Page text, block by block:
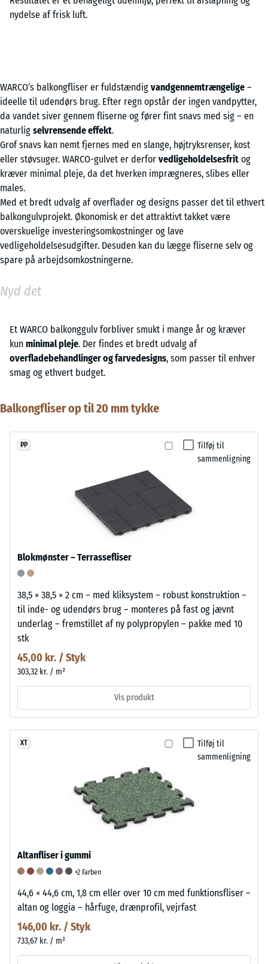
WARCO’s balkongfliser er fuldstændig vandgennemtrængelige –
ideelle til udendørs brug. Efter regn opstår der ingen vandpytter,
da vandet siver gennem fliserne og fører fint snavs med sig – en
naturlig selvrensende effekt.
Grof snavs kan nemt fjernes med en slange, højtryksrenser, kost
eller støvsuger. WARCO-gulvet er derfor vedligeholdelsesfrit og
kræver minimal pleje, da det hverken imprægneres, slibes eller
males.
Med et bredt udvalg af overflader og designs passer det til ethvert
balkongulvprojekt. Økonomisk er det attraktivt takket være
overskuelige investeringsomkostninger og lave
vedligeholdelsesudgifter. Desuden kan du lægge fliserne selv og
spare på arbejdsomkostningerne.
Nyd det
Et WARCO balkonggulv forbliver smukt i mange år og kræver
kun minimal pleje. Der findes et bredt udvalg af
overfladebehandlinger og farvedesigns, som passer til enhver
smag og ethvert budget.
Balkongfliser op til 20 mm tykke
Tilføj til
sammenligning
PP
Blokmønster – Terrassefliser
38,5 × 38,5 × 2 cm – med kliksystem – robust konstruktion –
til inde- og udendørs brug – monteres på fast og jævnt
underlag – fremstillet af ny polypropylen – pakke med 10
stk
45,00 kr. / Styk
303,32 kr. / m²
Vis produkt
Tilføj til
sammenligning
XT
Altanfliser i gummi
+2 Farben
44,6 × 44,6 cm, 1,8 cm eller over 10 cm med funktionsfliser –
altan og loggia – hårfuge, drænprofil, vejrfast
146,00 kr. / Styk
733,67 kr. / m²